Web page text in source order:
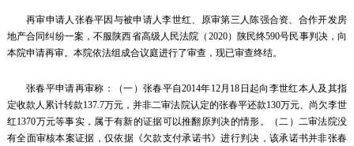
再审申请人张春平因与被申请人李世红、原审第三人陈强合资、合作开发房
地产合同纠纷一案，不服陕西省高级人民法院（2020）陕民终590号民事判决，向
本院申请再审。本院依法组成合议庭进行了审查，现已审查终结。
张春平申请再审称：（一）张春平自2014年12月18日起向李世红本人及其指
定收款人累计转款137.7万元，并非二审法院认定的张春平还款130万元、尚欠李世
红1370万元等事实，属于有新的证据可以推翻原判决的情形。（二）二审法院没
有全面审核本案证据，仅依据《欠款支付承诺书》进行判决，该承诺书并非张春